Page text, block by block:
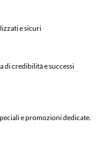
e sicuri
di credibilità e successi
e promozioni dedicate.